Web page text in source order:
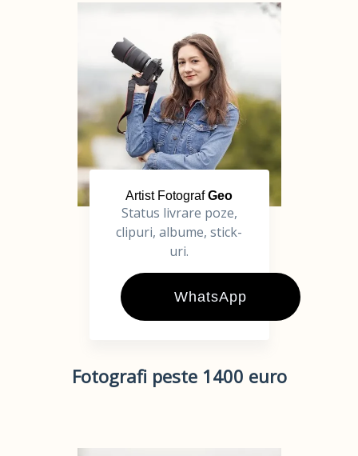
Artist FotografGeo
Status livrare poze,
clipuri, albume, stick-
uri.
WhatsApp
Fotografi peste 1400 euro